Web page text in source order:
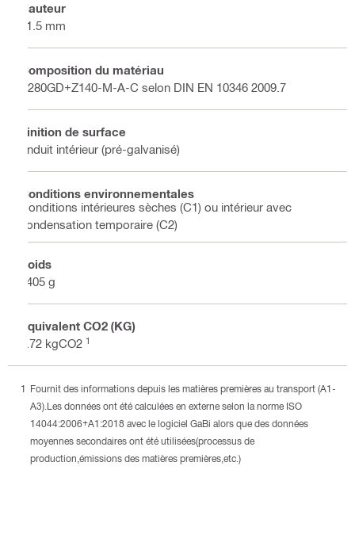
Hauteur
21.5 mm
Composition du matériau
S280GD+Z140-M-A-C selon DIN EN 10346 2009.7
Finition de surface
Enduit intérieur (pré-galvanisé)
Conditions environnementales
Conditions intérieures sèches (C1) ou intérieur avec
condensation temporaire (C2)
Poids
3405 g
Équivalent CO2 (KG)
7.72 kgCO2 1
Fournit des informations depuis les matières premières au transport (A1-
A3).Les données ont été calculées en externe selon la norme ISO
14044:2006+A1:2018 avec le logiciel GaBi alors que des données
moyennes secondaires ont été utilisées(processus de
production,émissions des matières premières,etc.)